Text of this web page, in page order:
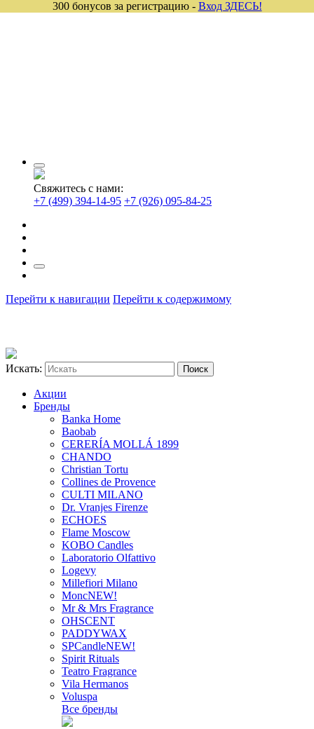
Свяжитесь с нами:
+7 (499) 394-14-95 +7 (926) 095-84-25
Перейти к навигации Перейти к содержимому
Искать:
Акции
Бренды
Banka Home
Baobab
CERERÍA MOLLÁ 1899
CHANDO
Christian Tortu
Collines de Provence
CULTI MILANO
Dr. Vranjes Firenze
ECHOES
Flame Moscow
KOBO Candles
Laboratorio Olfattivo
Logevy
Millefiori Milano
MoncNEW!
Mr & Mrs Fragrance
OHSCENT
PADDYWAX
SPCandleNEW!
Spirit Rituals
Teatro Fragrance
Vila Hermanos
Voluspa
Все бренды
300 бонусов за регистрацию - Вход ЗДЕСЬ!